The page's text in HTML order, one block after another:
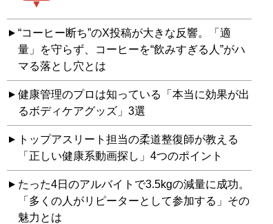
“コーヒー断ち”のX投稿が大きな反響。「適
量」を守らず、コーヒーを“飲みすぎる人”がハ
マる落とし穴とは
健康管理のプロは知っている「本当に効果が出
るボディケアグッズ」3選
トップアスリート担当の柔道整復師が教える
「正しい健康系動画探し」4つのポイント
たった4日のアルバイトで3.5kgの減量に成功。
「多くの人がリピーターとして参加する」その
魅力とは